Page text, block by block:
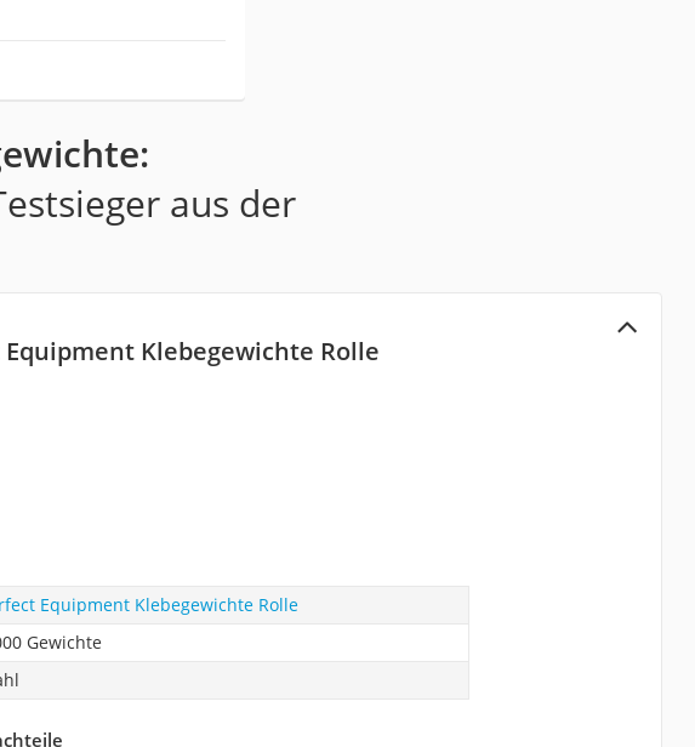
aus der
Equipment Klebegewichte Rolle
Equipment Klebegewichte Rolle
Gewichte